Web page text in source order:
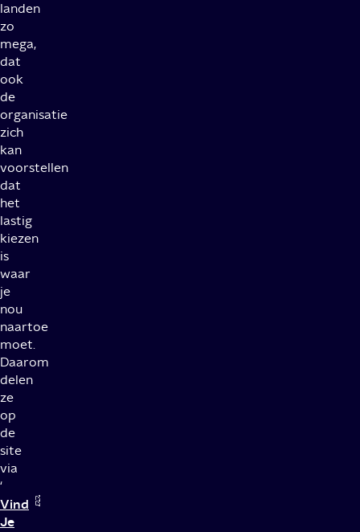
landen
zo
mega,
dat
ook
de
organisatie
zich
kan
voorstellen
dat
het
lastig
kiezen
is
waar
je
nou
naartoe
moet.
Daarom
delen
ze
op
de
site
via
‘
Vind
Je